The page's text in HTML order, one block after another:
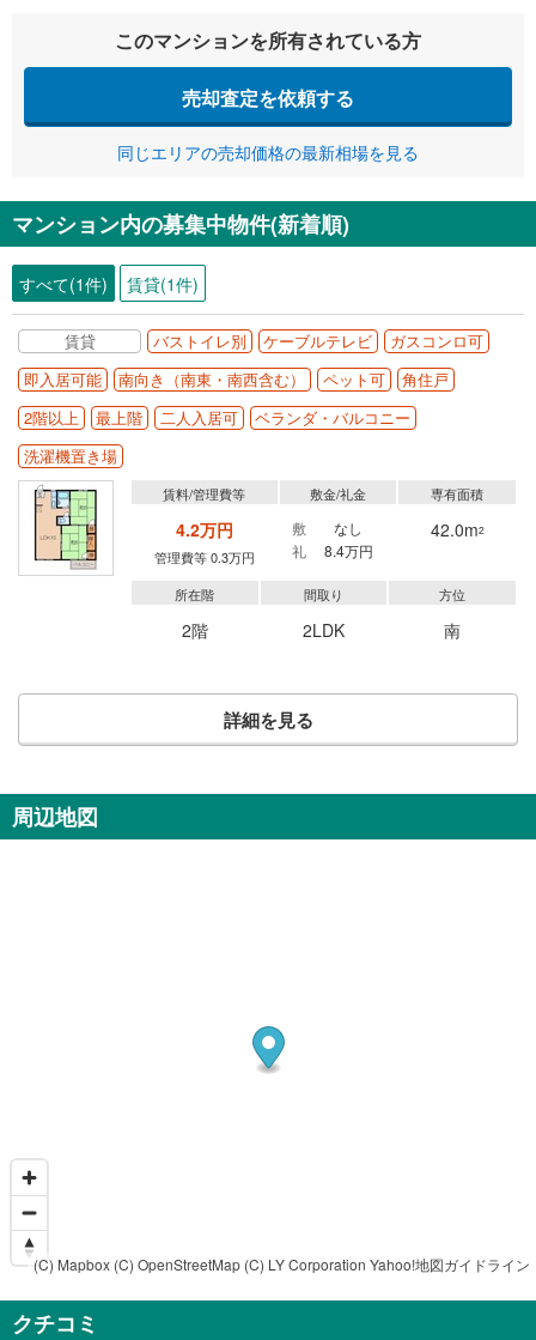
このマンションを所有されている方
売却査定を依頼する
同じエリアの売却価格の最新相場を見る
マンション内の募集中物件(新着順)
すべて(1件) 賃貸(1件)
賃貸 バストイレ別 ケーブルテレビ
ガスコンロ可
即入居可能
南向き（南東・南西含む） ペット可
角住戸
2階以上
最上階 二人入居可
ベランダ・バルコニー
洗濯機置き場
賃料/管理費等
4.2万円
管理費等 0.3万円
敷金/礼金
敷
なし
礼
8.4万円
専有面積
42.0m2
所在階
2階
間取り
2LDK
方位
南
詳細を見る
周辺地図
(C) Mapbox (C) OpenStreetMap (C) LY Corporation Yahoo!地図ガイドライン
クチコミ